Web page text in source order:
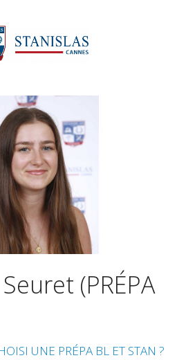
(PRÉPA
UNE PRÉPA BL ET STAN ?